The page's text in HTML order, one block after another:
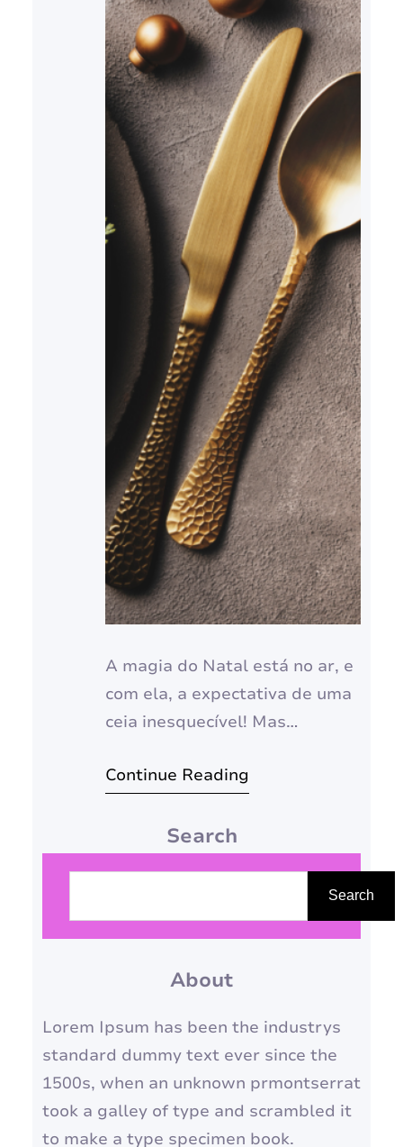
A magia do Natal está no ar, e
com ela, a expectativa de uma
ceia inesquecível! Mas
correria do dia a dia e a falta
a preparação da ceia em um
Pensando nisso, preparamos
este guia completo com
receitas fáceis e deliciosas
para você…
Continue Reading
Search
s
a
r
Search
About
Lorem Ipsum has been the industrys
standard dummy text ever since the
1500s, when an unknown prmontserrat
took a galley of type and scrambled it
to make a type specimen book.